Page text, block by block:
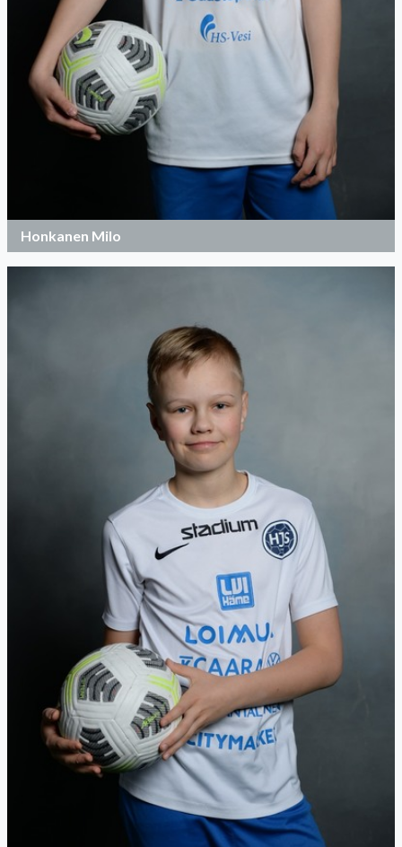
Honkanen Milo